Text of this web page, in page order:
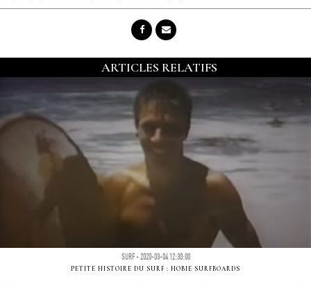
ARTICLES RELATIFS
SURF - 2020-03-04 12:30:00
PETITE HISTOIRE DU SURF : HOBIE SURFBOARDS